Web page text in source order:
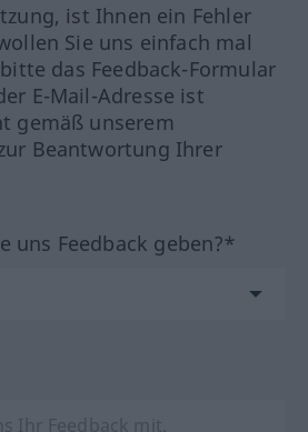
ist Ihnen ein Fehler
Sie uns einfach mal
das Feedback-Formular
E-Mail-Adresse ist
gemäß unserem
Beantwortung Ihrer
uns Feedback geben?*